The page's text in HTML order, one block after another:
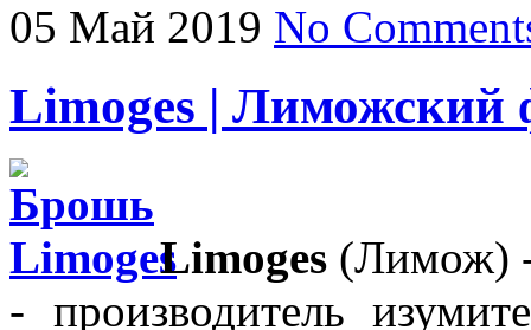
05 Май 2019 No
Limoges | Лиможский
Limoges (Лимож) -
- производитель